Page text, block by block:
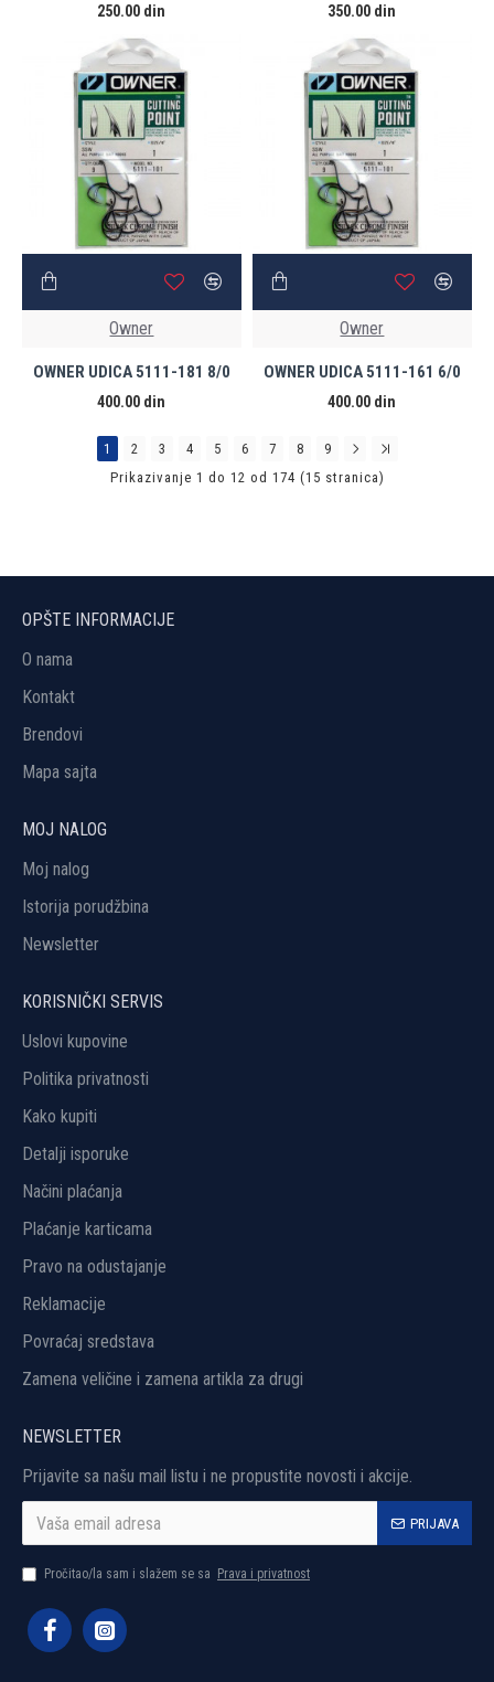
250.00 din 350.00 din
Owner
OWNER UDICA 5111-181 8/0
400.00 din
Owner
OWNER UDICA 5111-161 6/0
400.00 din
1 2 3 4 5 6 7 8
9
Prikazivanje 1 do 12 od 174 (15 stranica)
OPŠTE INFORMACIJE
O nama
Kontakt
Brendovi
Mapa sajta
MOJ NALOG
Moj nalog
Istorija porudžbina
Newsletter
KORISNIČKI SERVIS
Uslovi kupovine
Politika privatnosti
Kako kupiti
Detalji isporuke
Načini plaćanja
Plaćanje karticama
Pravo na odustajanje
Reklamacije
Povraćaj sredstava
Zamena veličine i zamena artikla za drugi
NEWSLETTER
Prijavite sa našu mail listu i ne propustite novosti i akcije.
PRIJAVA
Pročitao/la sam i slažem se sa Prava i privatnost